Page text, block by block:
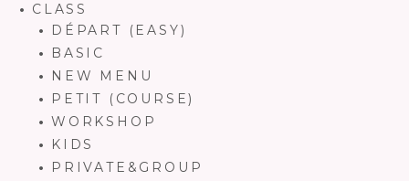
CLASS
DÉPART (EASY)
BASIC
NEW MENU
PETIT (COURSE)
WORKSHOP
KIDS
PRIVATE&GROUP